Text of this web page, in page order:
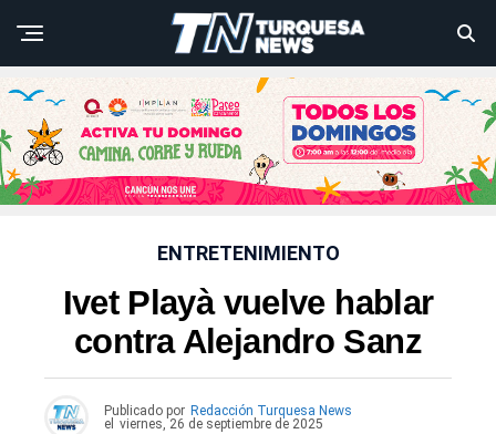
ENTRETENIMIENTO
Ivet Playà vuelve hablar
contra Alejandro Sanz
Publicado por Redacción Turquesa News
el viernes, 26 de septiembre de 2025